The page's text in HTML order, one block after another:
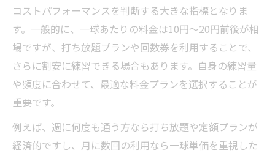
コストパフォーマンスを判断する大きな指標となりま
す。一般的に、一球あたりの料金は10円～20円前後が相
場ですが、打ち放題プランや回数券を利用することで、
さらに割安に練習できる場合もあります。自身の練習量
や頻度に合わせて、最適な料金プランを選択することが
重要です。
例えば、週に何度も通う方なら打ち放題や定額プランが
経済的ですし、月に数回の利用なら一球単価を重視した